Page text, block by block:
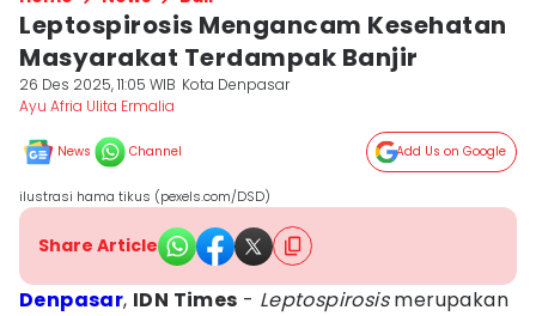
Leptospirosis Mengancam Kesehatan
Masyarakat Terdampak Banjir
26 Des 2025, 11:05 WIB Kota Denpasar
Ayu Afria Ulita Ermalia
News Channel Add Us on Google
ilustrasi hama tikus (pexels.com/DSD)
Share Article
Denpasar, IDN Times - Leptospirosismerupakan